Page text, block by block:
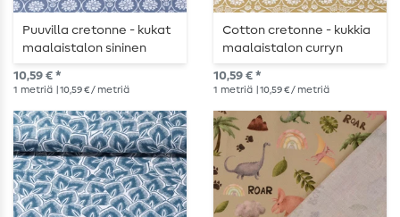
Puuvilla cretonne - kukat
maalaistalon sininen
10,59 € *
1 metriä | 10,59 € / metriä
Cotton cretonne - kukkia
maalaistalon curryn
kanssa
10,59 € *
1 metriä | 10,59 € / metriä